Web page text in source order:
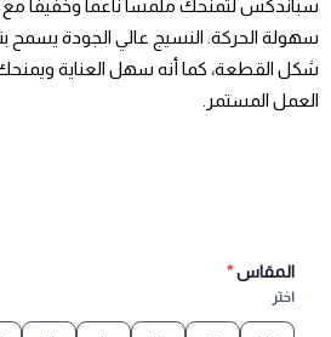
سباندكس لتمنحك ملمساً ناعماً وخفيفاً
سهولة الحركة. النسيج عالي الجودة يسمح
شكل القطعة، كما أنه سهل العناية
العمل المستمر.
المقاس*
اختر